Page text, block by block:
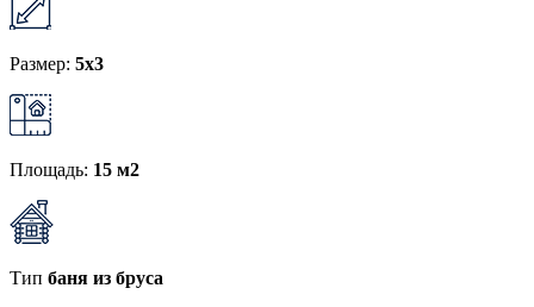
Размер: 5x3
Площадь: 15 м2
Тип баня из бруса